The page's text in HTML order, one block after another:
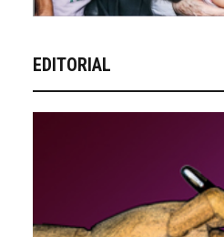
EDITORIAL